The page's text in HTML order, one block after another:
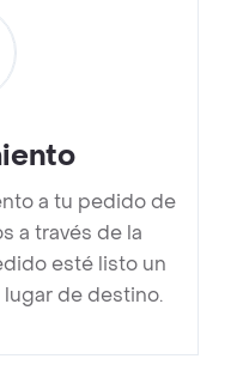
a tu pedido de
a través de la
esté listo un
de destino.